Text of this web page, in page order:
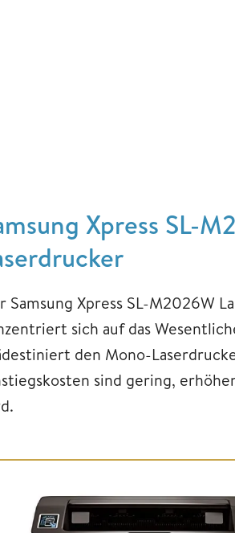
Xpress SL-
Samsung Xpress SL-M2026W
sich auf das
den Mono-
sind gering,